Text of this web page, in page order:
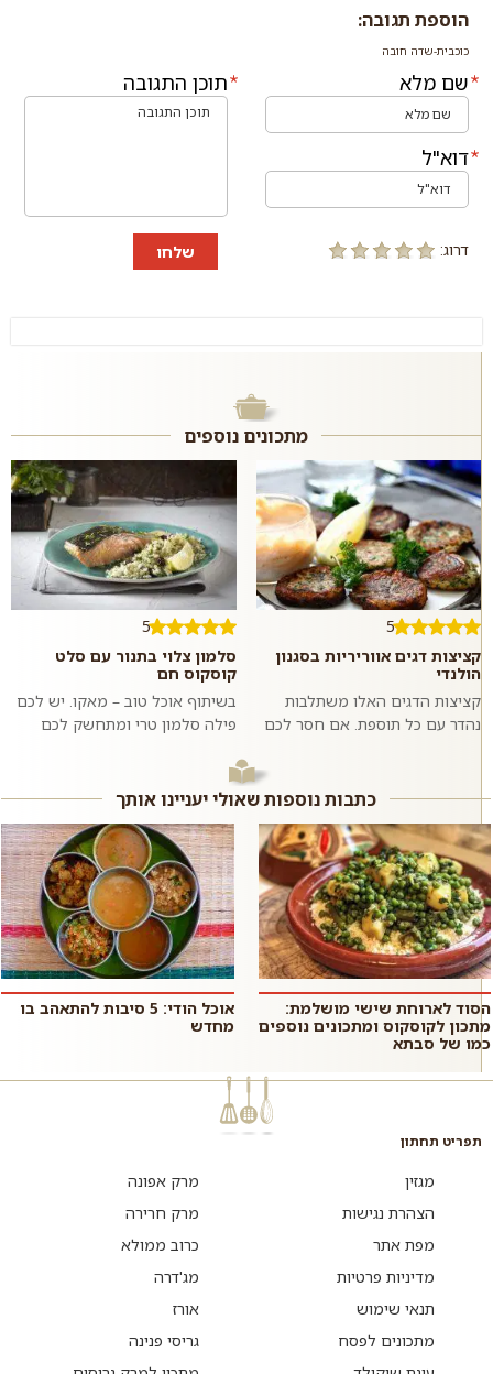
הוספת תגובה:
כוכבית-שדה חובה
שם מלא
דוא"ל
תוכן התגובה
דרוג: שלחו
מתכונים נוספים
5
קציצות דגים אווריריות בסגנון
הולנדי
קציצות הדגים האלו משתלבות
נהדר עם כל תוספת. אם חסר לכם
המהירי...
5
סלמון צלוי בתנור עם סלט
קוסקוס חם
בשיתוף אוכל טוב – מאקו. יש לכם
פילה סלמון טרי ומתחשק לכם
לאפות אותו, תוכלו למצוא אורז ל...
כתבות נוספות שאולי יעניינו אותך
הסוד לארוחת שישי מושלמת:
מתכון לקוסקוס ומתכונים נוספים
כמו של סבתא
אוכל הודי: 5 סיבות להתאהב בו
מחדש
תפריט תחתון
מגזין
הצהרת נגישות
מפת אתר
מדיניות פרטיות
תנאי שימוש
מתכונים לפסח
מרק אפונה
מרק חרירה
כרוב ממולא
מג'דרה
אורז
גריסי פנינה